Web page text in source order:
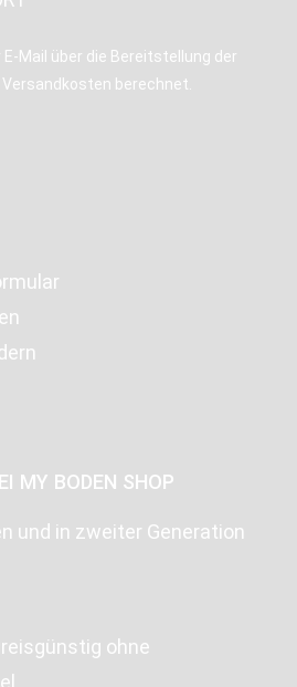
Mail über die Bereitstellung der
Versandkosten berechnet.
MY BODEN SHOP
und in zweiter Generation
ohne